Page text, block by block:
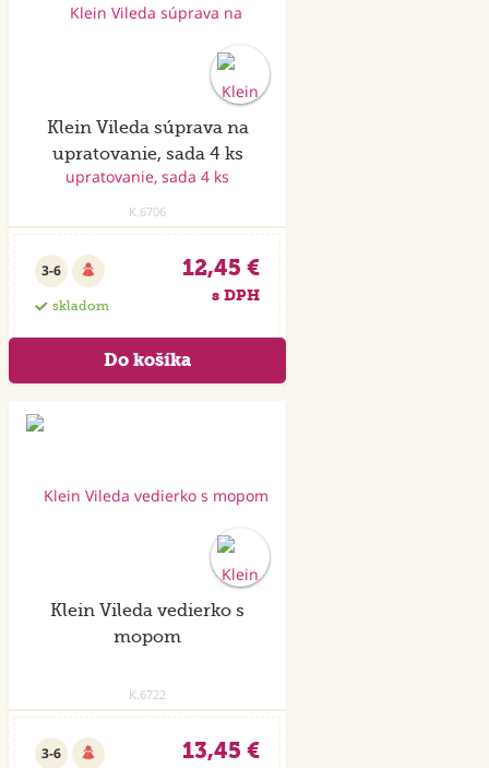
Klein Vileda súprava na
upratovanie, sada 4 ks
K.6706
3-6
skladom
12,45 €
s DPH
Klein Vileda vedierko s
mopom
K.6722
3-6 13,45 €